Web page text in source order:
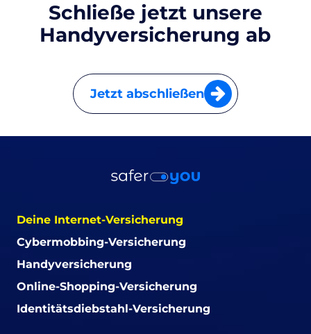
Schließe jetzt unsere
Handyversicherung ab
Jetzt abschließen
Deine Internet-Versicherung
Cybermobbing-Versicherung
Handyversicherung
Online-Shopping-Versicherung
Identitätsdiebstahl-Versicherung